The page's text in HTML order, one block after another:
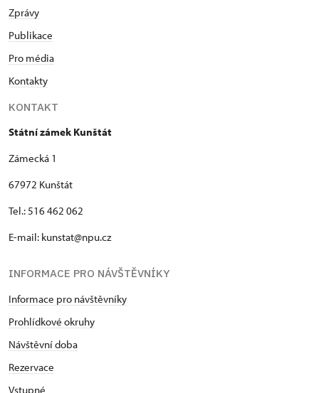
Zprávy
Publikace
Pro média
Kontakty
KONTAKT
Státní zámek Kunštát
Zámecká 1
67972 Kunštát
Tel.: 516 462 062
E-mail: kunstat@npu.cz
INFORMACE PRO NÁVŠTĚVNÍKY
Informace pro návštěvníky
Prohlídkové okruhy
Návštěvní doba
Rezervace
Vstupné